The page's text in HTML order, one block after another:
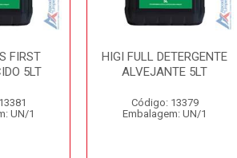
FIRST
5LT
UN/1
HIGI FULL DETERGENTE
ALVEJANTE 5LT
Código: 13379
Embalagem: UN/1